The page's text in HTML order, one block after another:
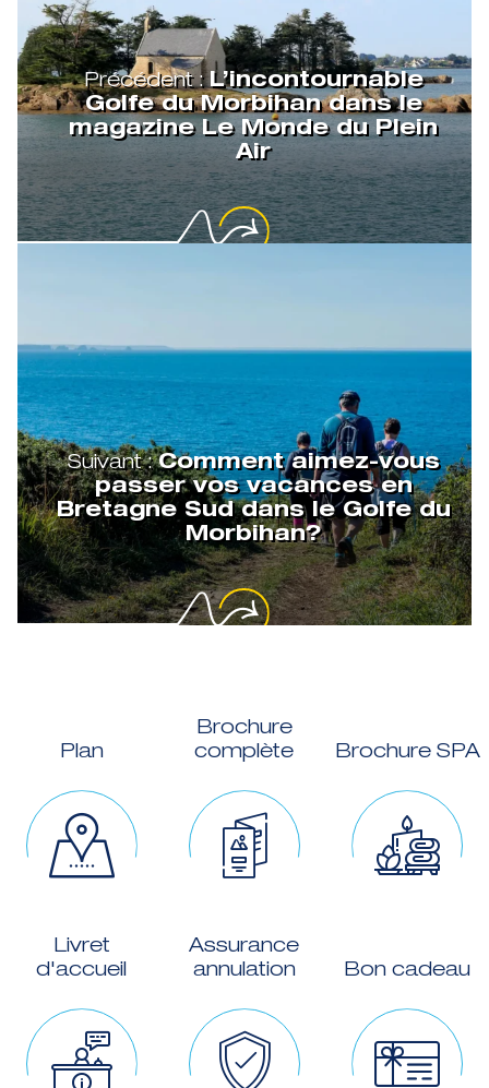
Précédent :L’incontournable
Golfe du Morbihan dans le
magazine Le Monde du Plein
Air
Suivant :Comment aimez-vous
passer vos vacances en
Bretagne Sud dans le Golfe du
Morbihan?
Plan
Brochure
complète
Brochure SPA
Livret
d'accueil
Assurance
annulation
Bon cadeau